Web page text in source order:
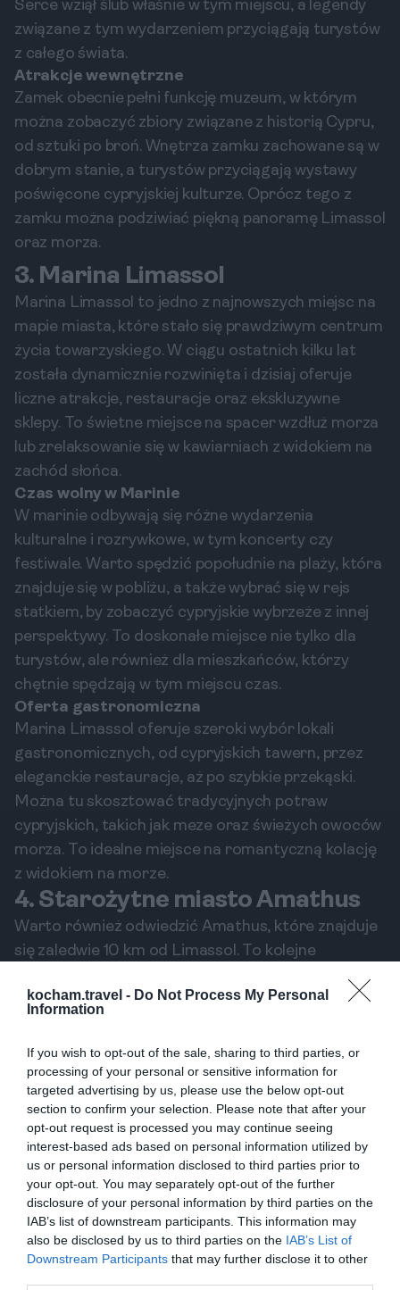
kocham.travel - Do Not Process My Personal
Information
If you wish to opt-out of the sale, sharing to third parties, or
processing of your personal or sensitive information for
targeted advertising by us, please use the below opt-out
section to confirm your selection. Please note that after your
opt-out request is processed you may continue seeing
interest-based ads based on personal information utilized by
us or personal information disclosed to third parties prior to
your opt-out. You may separately opt-out of the further
disclosure of your personal information by third parties on the
IAB’s list of downstream participants. This information may
also be disclosed by us to third parties on the IAB’s List of
Downstream Participants that may further disclose it to other
Serce wziął ślub właśnie w tym miejscu, a legendy
związane z tym wydarzeniem przyciągają turystów
z całego świata.
Atrakcje wewnętrzne
Zamek obecnie pełni funkcję muzeum, w którym
można zobaczyć zbiory związane z historią Cypru,
od sztuki po broń. Wnętrza zamku zachowane są w
dobrym stanie, a turystów przyciągają wystawy
poświęcone cypryjskiej kulturze. Oprócz tego z
zamku można podziwiać piękną panoramę Limassol
oraz morza.
3. Marina Limassol
Marina Limassol to jedno z najnowszych miejsc na
mapie miasta, które stało się prawdziwym centrum
życia towarzyskiego. W ciągu ostatnich kilku lat
została dynamicznie rozwinięta i dzisiaj oferuje
liczne atrakcje, restauracje oraz ekskluzywne
sklepy. To świetne miejsce na spacer wzdłuż morza
lub zrelaksowanie się w kawiarniach z widokiem na
zachód słońca.
Czas wolny w Marinie
W marinie odbywają się różne wydarzenia
kulturalne i rozrywkowe, w tym koncerty czy
festiwale. Warto spędzić popołudnie na plaży, która
znajduje się w pobliżu, a także wybrać się w rejs
statkiem, by zobaczyć cypryjskie wybrzeże z innej
perspektywy. To doskonałe miejsce nie tylko dla
turystów, ale również dla mieszkańców, którzy
chętnie spędzają w tym miejscu czas.
Oferta gastronomiczna
Marina Limassol oferuje szeroki wybór lokali
gastronomicznych, od cypryjskich tawern, przez
eleganckie restauracje, aż po szybkie przekąski.
Można tu skosztować tradycyjnych potraw
cypryjskich, takich jak meze oraz świeżych owoców
morza. To idealne miejsce na romantyczną kolację
z widokiem na morze.
4. Starożytne miasto Amathus
Warto również odwiedzić Amathus, które znajduje
się zaledwie 10 km od Limassol. To kolejne
starożytne miasto, które zachowało ślady swojej
bogatej historii. Ruiny Amathus są mniej znane niż
spokoju, a jednocześnie cieszyć się pięknem
otaczającej natury.
Dlaczego Amathus jest warte odwiedzenia?
Amathus to miejsce, gdzie można znaleźć nie tylko
ruiny budowli, ale również piękne widoki na morze
oraz okoliczne wzgórza. Zwiedzając to miejsce,
warto zatrzymać się przy posągu Heraklesa oraz
zobaczyć zachowane fragmenty świątyni Afrodyty.
To doskonała okazja, aby nauczyć się więcej o
historii Cypru.